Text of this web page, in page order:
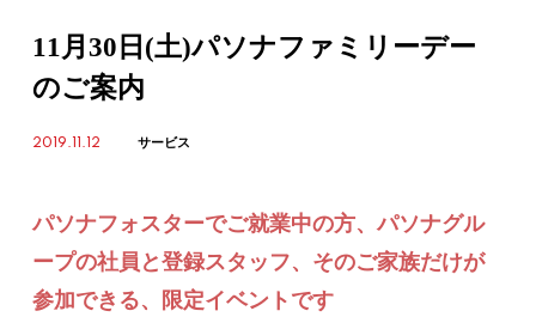
11月30日(土)パソナファミリーデー
のご案内
2019.11.12 サービス
パソナフォスターでご就業中の方、パソナグル
ープの社員と登録スタッフ、そのご家族だけが
参加できる、限定イベントです